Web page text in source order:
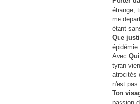
étrange,
me
étant
Que
épidémie
Avec
tyran
atrocités
n'est pas
Ton
passion